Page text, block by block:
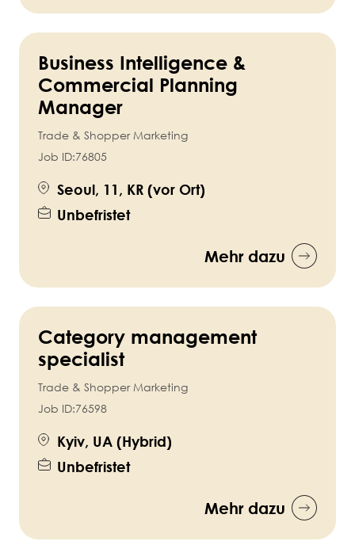
Business Intelligence &
Commercial Planning
Manager
Trade & Shopper Marketing
Job ID:76805
Seoul, 11, KR (vor Ort)
Unbefristet
Mehr dazu
Category management
specialist
Trade & Shopper Marketing
Job ID:76598
Kyiv, UA (Hybrid)
Unbefristet
Mehr dazu